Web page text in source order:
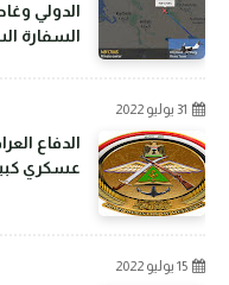
الدولي
السفارة
31 يوليو 2022
الدفاع
عسكري
15 يوليو 2022